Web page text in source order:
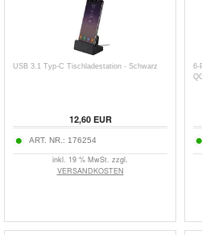
USB 3.1 Typ-C Tischladestation - Schwarz
12,60EUR
ART. NR.: 176254
inkl. 19 % MwSt. zzgl.
VERSANDKOSTEN
6-